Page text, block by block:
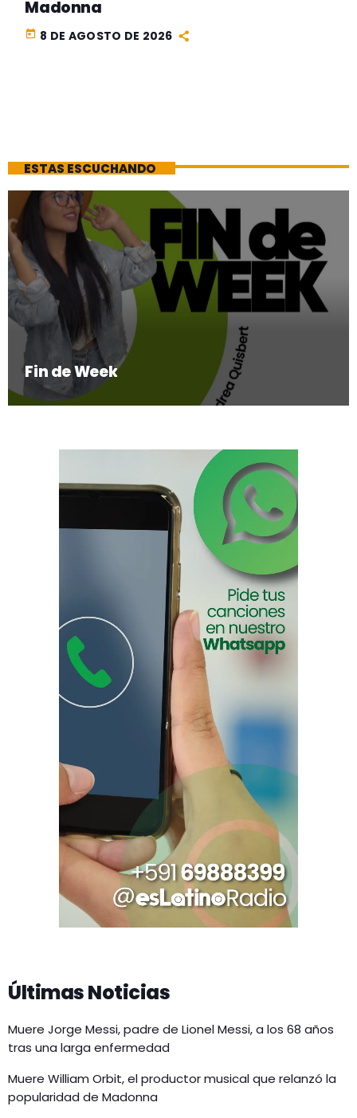
Madonna
today 8 DE AGOSTO DE 2026
ESTAS ESCUCHANDO
Fin de Week
Últimas Noticias
Muere Jorge Messi, padre de Lionel Messi, a los 68 años
tras una larga enfermedad
Muere William Orbit, el productor musical que relanzó la
popularidad de Madonna